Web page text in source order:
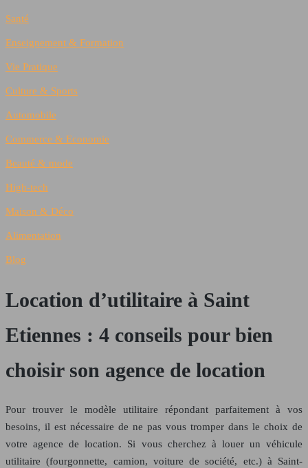
Santé
Enseignement & Formation
Vie Pratique
Culture & Sports
Automobile
Commerce & Economie
Beauté & mode
High-tech
Maison & Déco
Alimentation
Blog
Location d’utilitaire à Saint
Etiennes : 4 conseils pour bien
choisir son agence de location
Pour trouver le modèle utilitaire répondant parfaitement à vos
besoins, il est nécessaire de ne pas vous tromper dans le choix de
votre agence de location. Si vous cherchez à louer un véhicule
utilitaire (fourgonnette, camion, voiture de société, etc.) à Saint-